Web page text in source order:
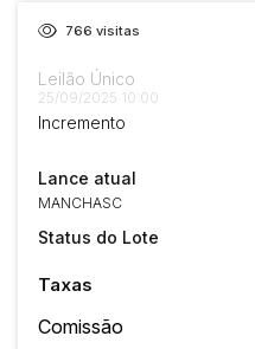
766 visitas
Leilão Único
25/09/2025 10:00
Incremento
Lance atual
MANCHASC
Status do Lote
Taxas
Comissão